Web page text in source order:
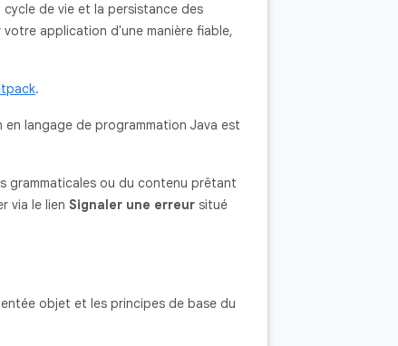
de vie et la persistance des
application d'une manière fiable,
.
langage de programmation Java est
grammaticales ou du contenu prêtant
via le lien Signaler une erreur situé
objet et les principes de base du